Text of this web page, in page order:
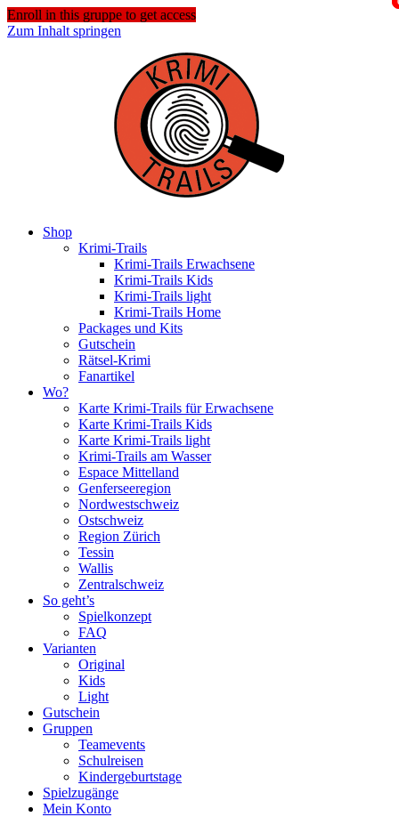
Enroll in this gruppe to get access
Zum Inhalt springen
Shop
Krimi-Trails
Krimi-Trails Erwachsene
Krimi-Trails Kids
Krimi-Trails light
Krimi-Trails Home
Packages und Kits
Gutschein
Rätsel-Krimi
Fanartikel
Wo?
Karte Krimi-Trails für Erwachsene
Karte Krimi-Trails Kids
Karte Krimi-Trails light
Krimi-Trails am Wasser
Espace Mittelland
Genferseeregion
Nordwestschweiz
Ostschweiz
Region Zürich
Tessin
Wallis
Zentralschweiz
So geht’s
Spielkonzept
FAQ
Varianten
Original
Kids
Light
Gutschein
Gruppen
Teamevents
Schulreisen
Kindergeburtstage
Spielzugänge
Mein Konto